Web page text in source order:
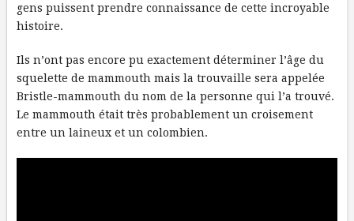
gens puissent prendre connaissance de cette incroyable
histoire.
Ils n’ont pas encore pu exactement déterminer l’âge du
squelette de mammouth mais la trouvaille sera appelée
Bristle-mammouth du nom de la personne qui l’a trouvé.
Le mammouth était très probablement un croisement
entre un laineux et un colombien.